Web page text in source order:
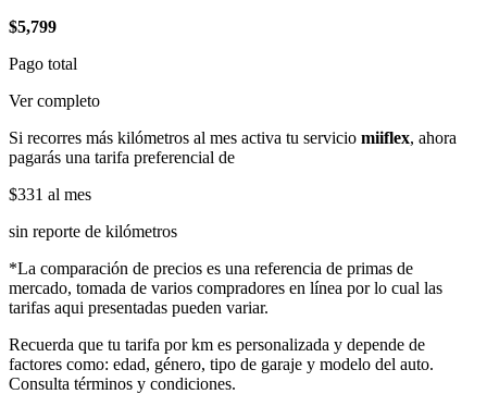
$5,799
Pago total
Ver completo
Si recorres más kilómetros al mes activa tu servicio miiflex, ahora
pagarás una tarifa preferencial de
$331 al mes
sin reporte de kilómetros
*La comparación de precios es una referencia de primas de
mercado, tomada de varios compradores en línea por lo cual las
tarifas aqui presentadas pueden variar.
Recuerda que tu tarifa por km es personalizada y depende de
factores como: edad, género, tipo de garaje y modelo del auto.
Consulta términos y condiciones.